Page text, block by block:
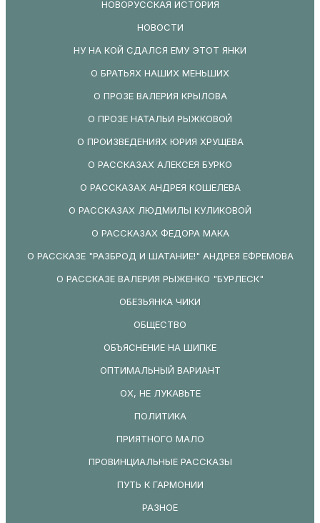
НОВОРУССКАЯ ИСТОРИЯ
НОВОСТИ
НУ НА КОЙ СДАЛСЯ ЕМУ ЭТОТ ЯНКИ
О БРАТЬЯХ НАШИХ МЕНЬШИХ
О ПРОЗЕ ВАЛЕРИЯ КРЫЛОВА
О ПРОЗЕ НАТАЛЬИ РЫЖКОВОЙ
О ПРОИЗВЕДЕНИЯХ ЮРИЯ ХРУЩЕВА
О РАССКАЗАХ АЛЕКСЕЯ БУРКО
О РАССКАЗАХ АНДРЕЯ КОШЕЛЕВА
О РАССКАЗАХ ЛЮДМИЛЫ КУЛИКОВОЙ
О РАССКАЗАХ ФЕДОРА МАКА
О РАССКАЗЕ "РАЗБРОД И ШАТАНИЕ!" АНДРЕЯ ЕФРЕМОВА
О РАССКАЗЕ ВАЛЕРИЯ РЫЖЕНКО "БУРЛЕСК"
ОБЕЗЬЯНКА ЧИКИ
ОБЩЕСТВО
ОБЪЯСНЕНИЕ НА ШИПКЕ
ОПТИМАЛЬНЫЙ ВАРИАНТ
ОХ, НЕ ЛУКАВЬТЕ
ПОЛИТИКА
ПРИЯТНОГО МАЛО
ПРОВИНЦИАЛЬНЫЕ РАССКАЗЫ
ПУТЬ К ГАРМОНИИ
РАЗНОЕ